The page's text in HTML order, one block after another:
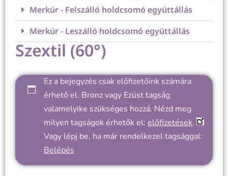
Merkúr - Felszálló holdcsomó együttállás
Merkúr - Leszálló holdcsomó együttállás
Szextil (60°)
Ez a bejegyzés csak előfizetőink számára
érhető el. Bronz vagy Ezüst tagság
valamelyike szükséges hozzá. Nézd meg
milyen tagságok érhetők el: előfizetések.
Vagy lépj be, ha már rendelkezel tagsággal:
Belépés